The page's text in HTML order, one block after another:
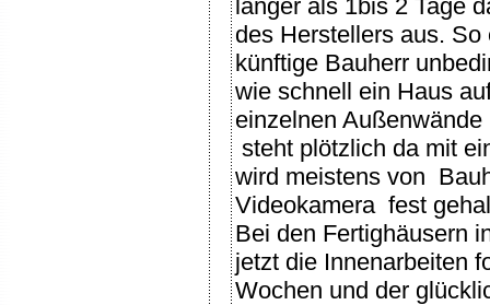
länger als 1bis 2 Tage
des Herstellers aus.
künftige Bauherr
wie schnell ein Haus
einzelnen
steht plötzlich da mit
wird meistens von
Videokamera fest
Bei den Fertighäusern
jetzt die Innenarbeiten
Wochen und der